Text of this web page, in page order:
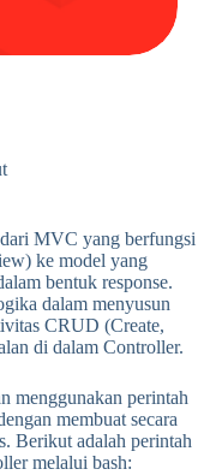
MVC yang berfungsi
ke model yang
bentuk response.
dalam menyusun
CRUD (Create,
di dalam Controller.
menggunakan perintah
membuat secara
Berikut adalah perintah
melalui bash: